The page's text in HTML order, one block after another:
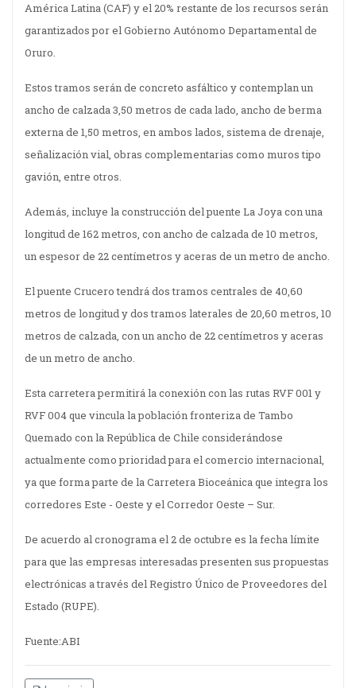
América Latina (CAF) y el 20% restante de los recursos serán
garantizados por el Gobierno Autónomo Departamental de
Oruro.
Estos tramos serán de concreto asfáltico y contemplan un
ancho de calzada 3,50 metros de cada lado, ancho de berma
externa de 1,50 metros, en ambos lados, sistema de drenaje,
señalización vial, obras complementarias como muros tipo
gavión, entre otros.
Además, incluye la construcción del puente La Joya con una
longitud de 162 metros, con ancho de calzada de 10 metros,
un espesor de 22 centímetros y aceras de un metro de ancho.
El puente Crucero tendrá dos tramos centrales de 40,60
metros de longitud y dos tramos laterales de 20,60 metros, 10
metros de calzada, con un ancho de 22 centímetros y aceras
de un metro de ancho.
Esta carretera permitirá la conexión con las rutas RVF 001 y
RVF 004 que vincula la población fronteriza de Tambo
Quemado con la República de Chile considerándose
actualmente como prioridad para el comercio internacional,
ya que forma parte de la Carretera Bioceánica que integra los
corredores Este - Oeste y el Corredor Oeste – Sur.
De acuerdo al cronograma el 2 de octubre es la fecha límite
para que las empresas interesadas presenten sus propuestas
electrónicas a través del Registro Único de Proveedores del
Estado (RUPE).
Fuente:ABI